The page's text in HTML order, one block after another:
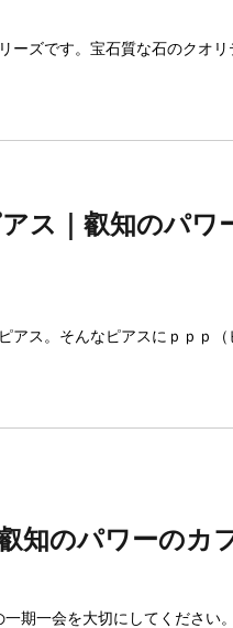
ーズです。宝石質な石のクオ
ス｜叡知のパワ
アス。そんなピアスにｐｐｐ
知のパワーのカ
期一会を大切にしてください